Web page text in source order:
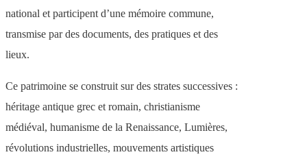
national et participent d’une mémoire commune,
transmise par des documents, des pratiques et des
lieux.
Ce patrimoine se construit sur des strates successives :
héritage antique grec et romain, christianisme
médiéval, humanisme de la Renaissance, Lumières,
révolutions industrielles, mouvements artistiques